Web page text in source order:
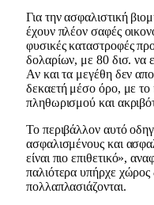
Για την ασφαλιστική
έχουν πλέον σαφές
φυσικές καταστροφές
δολαρίων, με 80 δισ. να
Αν και τα μεγέθη δεν
δεκαετή μέσο όρο, με το
πληθωρισμού και
Το περιβάλλον αυτό
ασφαλισμένους και
είναι πιο επιθετικό»,
παλιότερα υπήρχε χώρος
πολλαπλασιάζονται.